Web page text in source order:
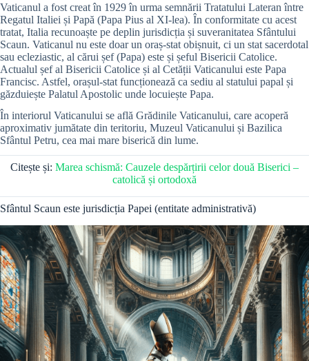
Vaticanul a fost creat în 1929 în urma semnării Tratatului Lateran între
Regatul Italiei și Papă (Papa Pius al XI-lea). În conformitate cu acest
tratat, Italia recunoaște pe deplin jurisdicția și suveranitatea Sfântului
Scaun. Vaticanul nu este doar un oraș-stat obișnuit, ci un stat sacerdotal
sau ecleziastic, al cărui șef (Papa) este și șeful Bisericii Catolice.
Actualul șef al Bisericii Catolice și al Cetății Vaticanului este Papa
Francisc. Astfel, orașul-stat funcționează ca sediu al statului papal și
găzduiește Palatul Apostolic unde locuiește Papa.
În interiorul Vaticanului se află Grădinile Vaticanului, care acoperă
aproximativ jumătate din teritoriu, Muzeul Vaticanului și Bazilica
Sfântul Petru, cea mai mare biserică din lume.
Citește și: Marea schismă: Cauzele despărțirii celor două Biserici –
catolică și ortodoxă
Sfântul Scaun este jurisdicția Papei (entitate administrativă)